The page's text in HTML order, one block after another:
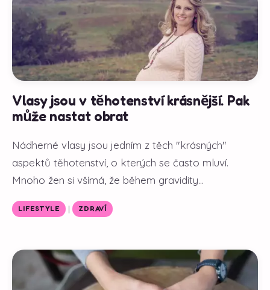
Vlasy jsou v těhotenství krásnější. Pak
může nastat obrat
Nádherné vlasy jsou jedním z těch "krásných"
aspektů těhotenství, o kterých se často mluví.
Mnoho žen si všímá, že během gravidity...
LIFESTYLE | ZDRAVÍ